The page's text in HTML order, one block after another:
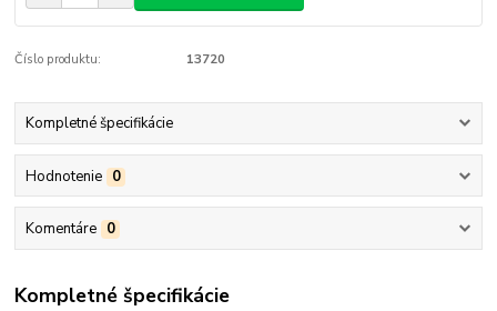
Číslo produktu: 13720
Kompletné špecifikácie
Hodnotenie 0
Komentáre 0
Kompletné špecifikácie